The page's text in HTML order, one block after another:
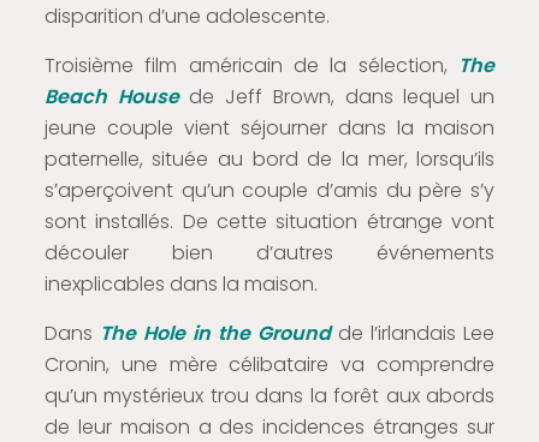
disparition d’une adolescente.
Troisième film américain de la sélection, The
Beach House de Jeff Brown, dans lequel un
jeune couple vient séjourner dans la maison
paternelle, située au bord de la mer, lorsqu’ils
s’aperçoivent qu’un couple d’amis du père s’y
sont installés. De cette situation étrange vont
découler bien d’autres événements
inexplicables dans la maison.
Dans The Hole in the Groundde l’irlandais Lee
Cronin, une mère célibataire va comprendre
qu’un mystérieux trou dans la forêt aux abords
de leur maison a des incidences étranges sur